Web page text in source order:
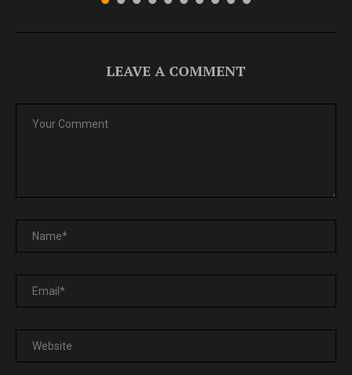
LEAVE A COMMENT